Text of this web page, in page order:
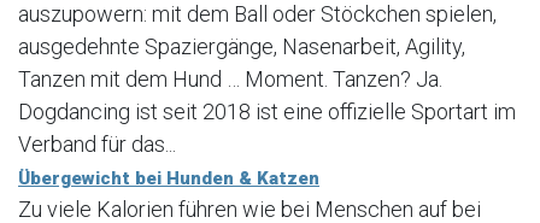
auszupowern: mit dem Ball oder Stöckchen spielen,
ausgedehnte Spaziergänge, Nasenarbeit, Agility,
Tanzen mit dem Hund … Moment. Tanzen? Ja.
Dogdancing ist seit 2018 ist eine offizielle Sportart im
Verband für das...
Übergewicht bei Hunden & Katzen
Zu viele Kalorien führen wie bei Menschen auf bei